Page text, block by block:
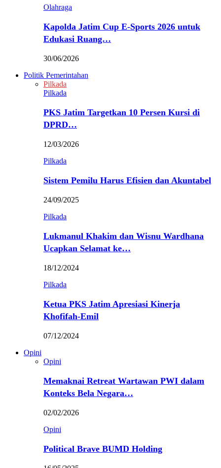
Olahraga
Kapolda Jatim Cup E-Sports 2026 untuk
Edukasi Ruang…
30/06/2026
Politik Pemerintahan
Pilkada
Pilkada
PKS Jatim Targetkan 10 Persen Kursi di
DPRD…
12/03/2026
Pilkada
Sistem Pemilu Harus Efisien dan Akuntabel
24/09/2025
Pilkada
Lukmanul Khakim dan Wisnu Wardhana
Ucapkan Selamat ke…
18/12/2024
Pilkada
Ketua PKS Jatim Apresiasi Kinerja
Khofifah-Emil
07/12/2024
Opini
Opini
Memaknai Retreat Wartawan PWI dalam
Konteks Bela Negara…
02/02/2026
Opini
Political Brave BUMD Holding